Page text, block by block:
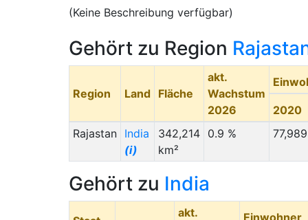
(Keine Beschreibung verfügbar)
Gehört zu Region
Region Land Fläche
akt.
Wachstum
2026
2020
Rajastan
India
(i)
342,214
km²
0.9 %
Gehört zu India
akt.
Einwohner